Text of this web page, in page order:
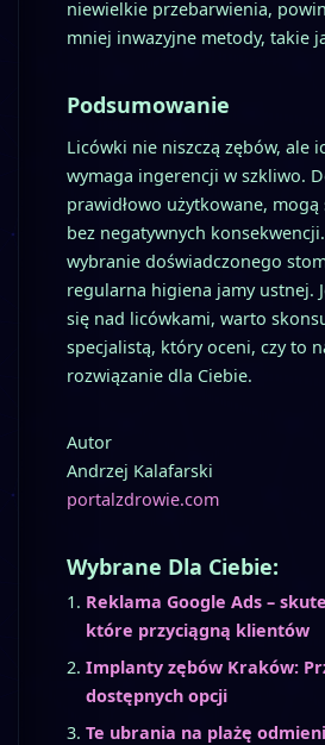
niewielkie przebarwienia,
mniej inwazyjne metody, takie
Podsumowanie
Licówki nie niszczą zębów, ale
wymaga ingerencji w szkliwo.
prawidłowo użytkowane, mogą
bez negatywnych
wybranie doświadczonego
regularna higiena jamy ustnej.
się nad licówkami, warto
specjalistą, który oceni, czy to
rozwiązanie dla Ciebie.
Autor
Andrzej Kalafarski
portalzdrowie.com
Wybrane Dla Ciebie:
Reklama Google Ads –
które przyciągną klientów
Implanty zębów Kraków:
dostępnych opcji
Te ubrania na plażę